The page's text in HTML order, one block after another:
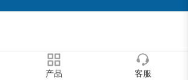
产品 客服